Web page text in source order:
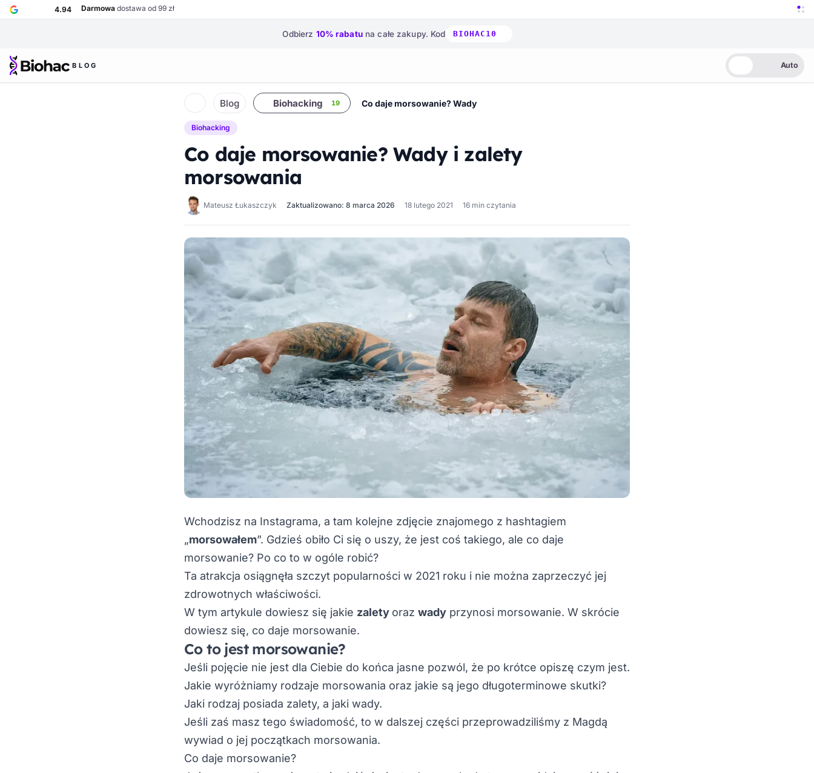
Przejdź do głównej treści
4.94 Darmowa dostawa od 99 zł
Odbierz 10% rabatuna całe zakupy. Kod BIOHAC10
Biohac – strona główna
BLOG
Ciemny
Auto
Auto
Strona główna
Blog Biohacking 19 Co daje morsowanie? Wady i zalety morsowania
Biohacking
Co daje morsowanie? Wady i zalety
morsowania
Mateusz Łukaszczyk Zaktualizowano: 8 marca 2026 18 lutego 2021 16 min czytania
Wchodzisz na Instagrama, a tam kolejne zdjęcie znajomego z hashtagiem
„morsowałem”. Gdzieś obiło Ci się o uszy, że jest coś takiego, ale co daje
morsowanie? Po co to w ogóle robić?
Ta atrakcja osiągnęła szczyt popularności w 2021 roku i nie można zaprzeczyć jej
zdrowotnych właściwości.
W tym artykule dowiesz się jakie zalety oraz wady przynosi morsowanie. W skrócie
dowiesz się, co daje morsowanie.
Co to jest morsowanie?
Jeśli pojęcie nie jest dla Ciebie do końca jasne pozwól, że po krótce opiszę czym jest.
Jakie wyróżniamy rodzaje morsowania oraz jakie są jego długoterminowe skutki?
Jaki rodzaj posiada zalety, a jaki wady.
Jeśli zaś masz tego świadomość, to w dalszej części przeprowadziliśmy z Magdą
wywiad o jej początkach morsowania.
Co daje morsowanie?